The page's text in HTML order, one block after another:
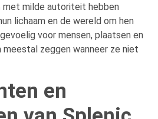
met milde autoriteit hebben
lichaam en de wereld om hen
voor mensen, plaatsen en
meestal zeggen wanneer ze niet
en